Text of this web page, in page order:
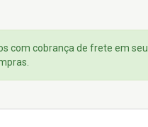
com cobrança de frete em seu